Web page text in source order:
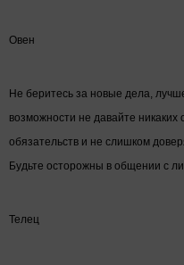
Овен
Не беритесь за новые дела,
возможности не давайте
обязательств и не слишком
Будьте осторожны в общении с
Телец